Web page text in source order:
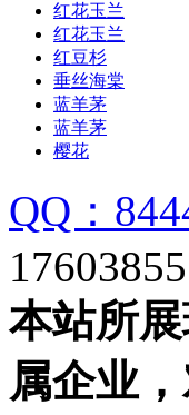
红花玉兰
红花玉兰
红豆杉
垂丝海棠
蓝羊茅
蓝羊茅
樱花
QQ：
本站所
属企业